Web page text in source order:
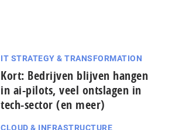
IT STRATEGY & TRANSFORMATION
Kort: Bedrijven blijven hangen
in ai-pilots, veel ontslagen in
tech-sector (en meer)
CLOUD & INFRASTRUCTURE